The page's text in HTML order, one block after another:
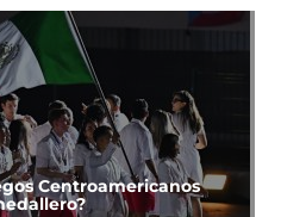
Centroamericanos